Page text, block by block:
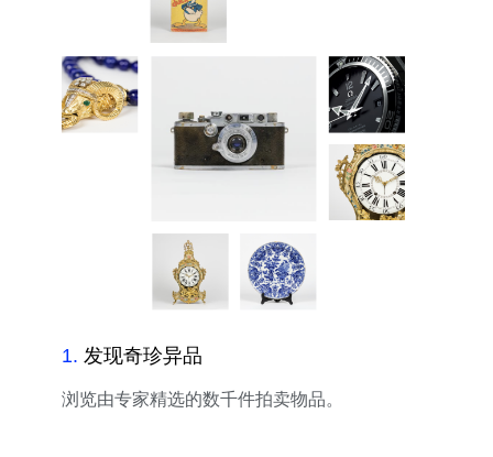
1. 发现奇珍异品
浏览由专家精选的数千件拍卖物品。